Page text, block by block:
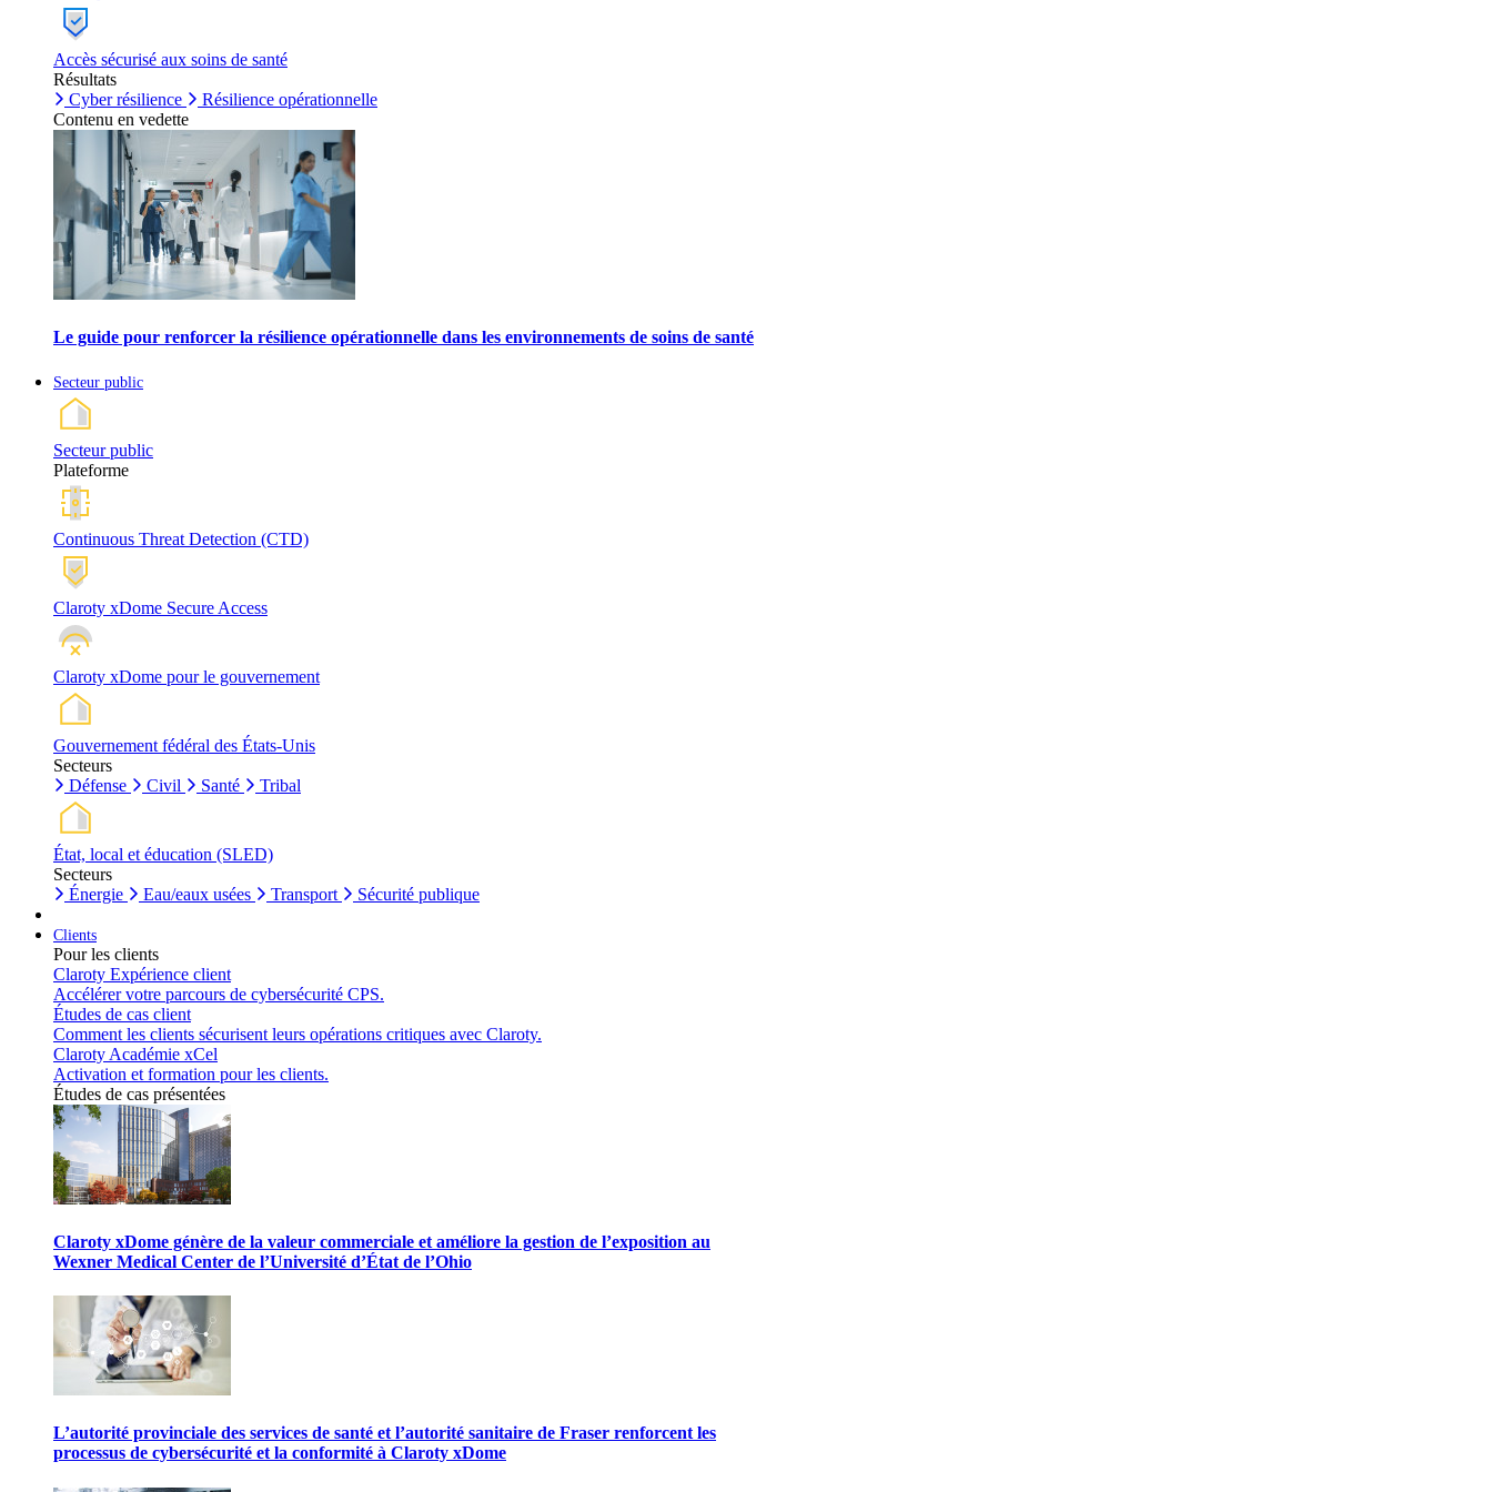
Accès sécurisé aux soins de santé
Résultats
Cyber résilience
Résilience opérationnelle
Contenu en vedette
Le guide pour renforcer la résilience opérationnelle dans les environnements de soins de santé
Secteur public
Secteur public
Plateforme
Continuous Threat Detection (CTD)
Claroty xDome Secure Access
Claroty xDome pour le gouvernement
Gouvernement fédéral des États-Unis
Secteurs
Défense
Civil Santé Tribal
État, local et éducation (SLED)
Secteurs
Énergie
Eau/eaux usées Transport Sécurité publique
Clients
Pour les clients
Claroty Expérience client
Accélérer votre parcours de cybersécurité CPS.
Études de cas client
Comment les clients sécurisent leurs opérations critiques avec Claroty.
Claroty Académie xCel
Activation et formation pour les clients.
Études de cas présentées
Claroty xDome génère de la valeur commerciale et améliore la gestion de l’exposition au
Wexner Medical Center de l’Université d’État de l’Ohio
L’autorité provinciale des services de santé et l’autorité sanitaire de Fraser renforcent les
processus de cybersécurité et la conformité à Claroty xDome